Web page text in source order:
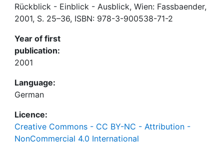
Rückblick - Einblick - Ausblick, Wien: Fassbaender,
2001, S. 25–36, ISBN: 978-3-900538-71-2
Year of first
publication:
2001
Language:
German
Licence:
Creative Commons - CC BY-NC - Attribution -
NonCommercial 4.0 International